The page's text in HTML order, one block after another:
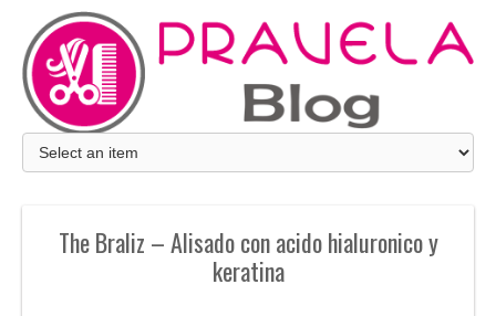
The Braliz – Alisado con acido hialuronico y
keratina